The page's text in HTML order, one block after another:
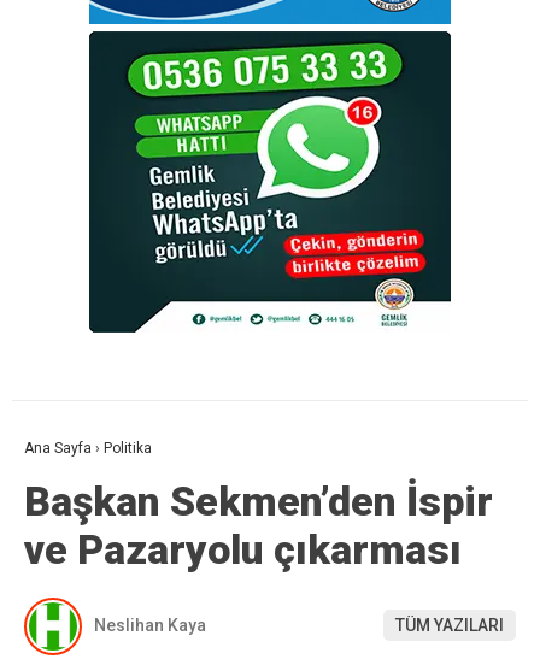
Ana Sayfa › Politika
Başkan Sekmen’den İspir
ve Pazaryolu çıkarması
Neslihan Kaya TÜM YAZILARI